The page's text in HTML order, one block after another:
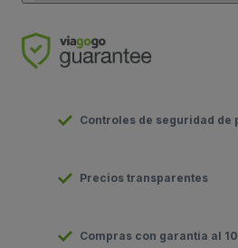
Controles de seguridad de
Precios transparentes
Compras con garantía al